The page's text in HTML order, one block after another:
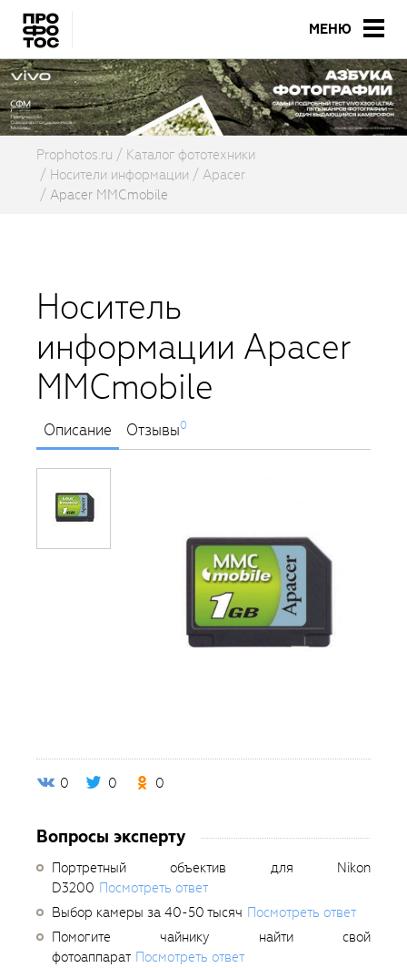
МЕНЮ
Prophotos.ru
Каталог фототехники
Носители информации
Apacer
Apacer MMCmobile
Носитель
информации Apacer
MMCmobile
Описание Отзывы0
0 0 0
Вопросы эксперту
Портретный объектив для Nikon
D3200 Посмотреть ответ
Выбор камеры за 40-50 тысяч Посмотреть ответ
Помогите чайнику найти свой
фотоаппарат Посмотреть ответ